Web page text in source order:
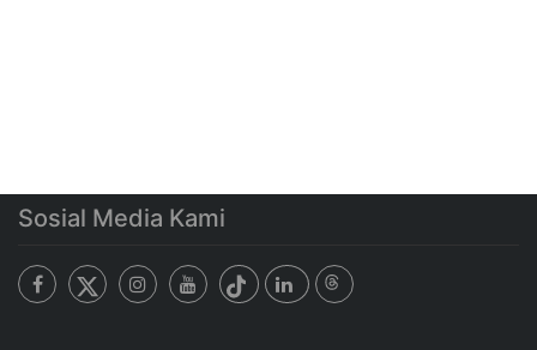
Sosial Media Kami